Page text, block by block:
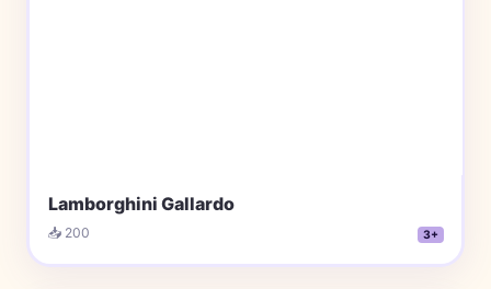
Lamborghini Gallardo
📥 200 3+